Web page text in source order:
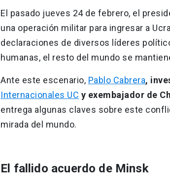
El pasado jueves 24 de febrero, el
una operación militar para ingresar a
declaraciones de diversos líderes
humanas, el resto del mundo se
Ante este escenario, Pablo Cabrera,
Internacionales UC y exembajador de
entrega algunas claves sobre este
mirada del mundo.
El fallido acuerdo de Minsk